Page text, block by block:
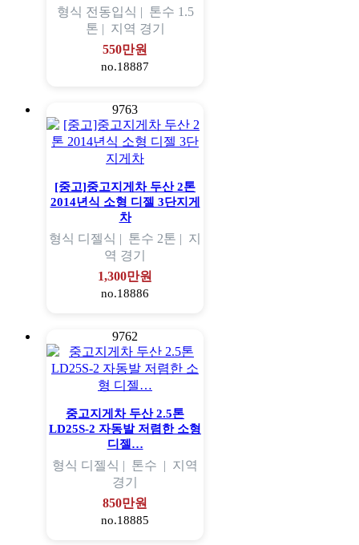
형식 전동입식 | 톤수 1.5
톤 | 지역 경기
550만원
no.18887
9763
[중고]중고지게차 두산 2톤
2014년식 소형 디젤 3단지게
차
형식 디젤식 | 톤수 2톤 | 지
역 경기
1,300만원
no.18886
9762
중고지게차 두산 2.5톤
LD25S-2 자동발 저렴한 소형
디젤…
형식 디젤식 | 톤수 | 지역
경기
850만원
no.18885